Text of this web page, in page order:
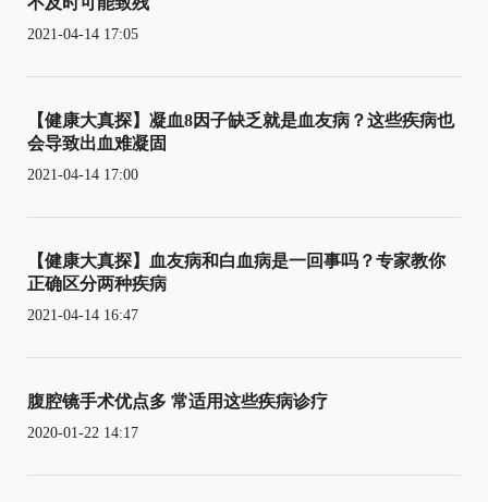
2021-04-14 17:05
【健康大真探】凝血8因子缺乏就是血友病？这些疾病也
会导致出血难凝固
2021-04-14 17:00
【健康大真探】血友病和白血病是一回事吗？专家教你
正确区分两种疾病
2021-04-14 16:47
腹腔镜手术优点多 常适用这些疾病诊疗
2020-01-22 14:17